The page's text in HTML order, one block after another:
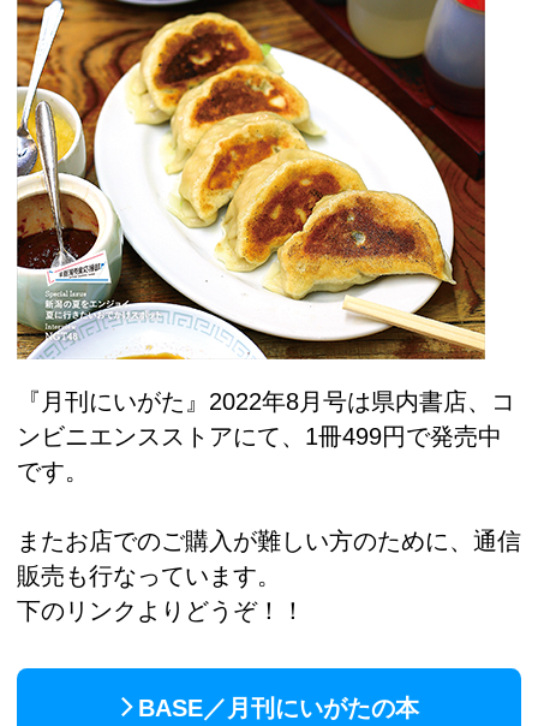
『月刊にいがた』2022年8月号は県内書店、コ
ンビニエンスストアにて、1冊499円で発売中
です。
またお店でのご購入が難しい方のために、通信
販売も行なっています。
下のリンクよりどうぞ！！
BASE／月刊にいがたの本